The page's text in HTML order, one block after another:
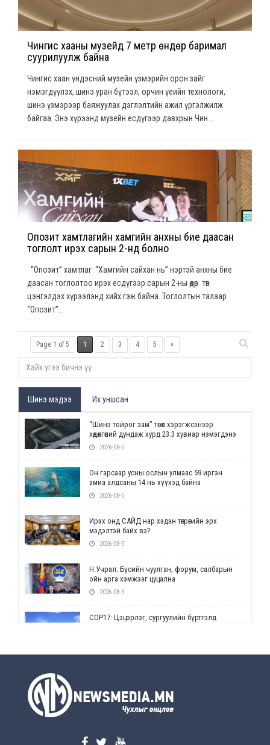
Чингис хааны музейд 7 метр өндөр баримал
суурилуулж байна
Чингис хаан үндэсний музейн үзмэрийн орон зайг
нэмэгдүүлэх, шинэ уран бүтээл, орчин үеийн технологи,
шинэ үзмэрээр баяжуулах дэглэлтийн ажил үргэлжилж
байгаа. Энэ хүрээнд музейн есдүгээр давхрын Чин...
Опозит хамтлагийн хамгийн анхны бие даасан
тоглолт ирэх сарын 2-нд болно
“Опозит” хамтлаг “Хамгийн сайхан нь” нэртэй анхны бие
даасан тоглолтоо ирэх есдүгээр сарын 2-ны өдөр төв
цэнгэлдэх хүрээлэнд хийх гэж байна. Тоглолтын талаар
“Опозит”...
Page 1 of 5 1 2 3 4 5 »
Шинэ мэдээ Их уншсан
“Шинэ тойрог зам” төсөл хэрэгжсэнээр
хөдөлгөөний дундаж хурд 23.3 хувиар нэмэгдэнэ
2026-08-5
Он гарсаар усны ослын улмаас 59 иргэн
амиа алдсаны 14 нь хүүхэд байна
2026-08-5
Ирэх онд САЙД нар хэдэн төгрөгийн эрх
мэдэлтэй байх вэ?
2026-08-5
Н.Учрал: Бүсийн чуулган, форум, салбарын
ойн арга хэмжээг цуцална
2026-08-5
СОР17: Цэцэрлэг, сургуулийн бүртгэлд
2026-08-5
2026-08-5